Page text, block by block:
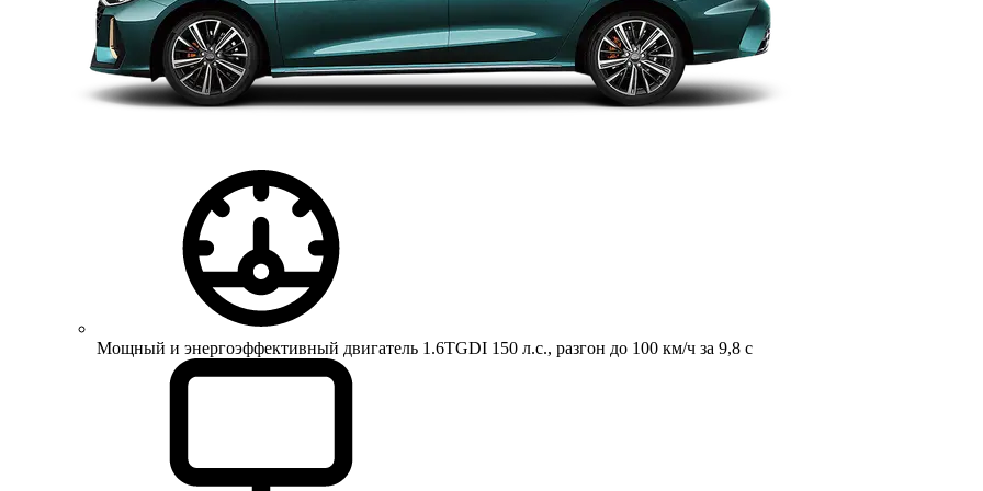
Мощный и энергоэффективный двигатель 1.6TGDI 150 л.с., разгон до 100 км/ч за 9,8 с